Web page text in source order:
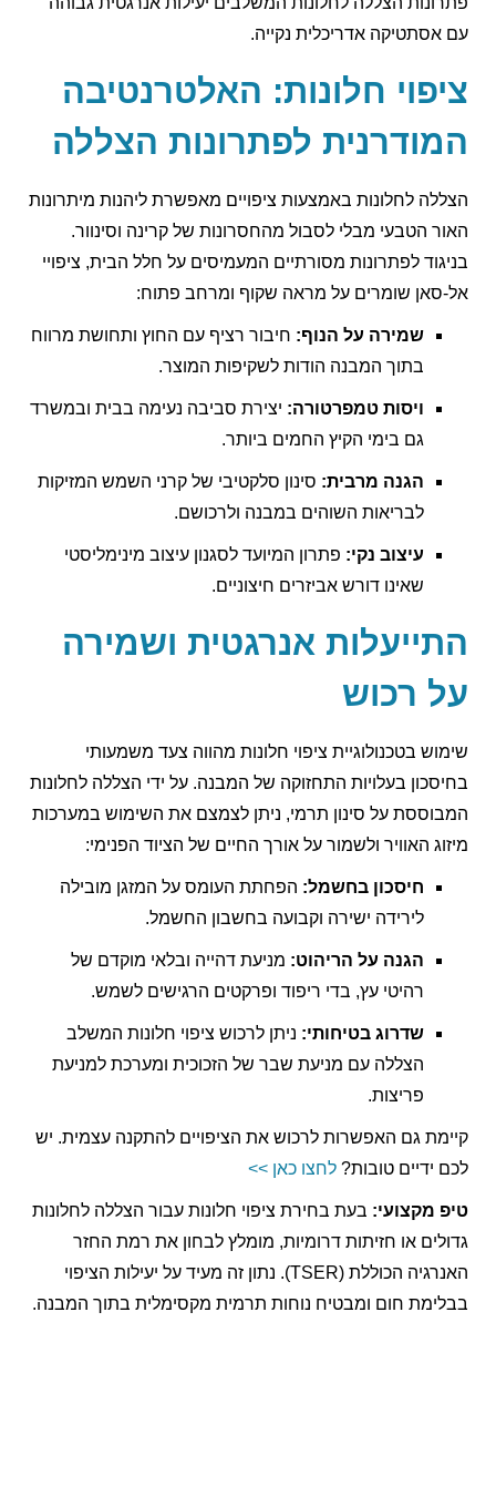
עם אסתטיקה אדריכלית נקייה.
ציפוי חלונות: האלטרנטיבה
המודרנית לפתרונות הצללה
הצללה לחלונות באמצעות ציפויים מאפשרת ליהנות מיתרונות
האור הטבעי מבלי לסבול מהחסרונות של קרינה וסינוור.
בניגוד לפתרונות מסורתיים המעמיסים על חלל הבית, ציפויי
אל-סאן שומרים על מראה שקוף ומרחב פתוח:
שמירה על הנוף: חיבור רציף עם החוץ ותחושת מרווח
בתוך המבנה הודות לשקיפות המוצר.
ויסות טמפרטורה: יצירת סביבה נעימה בבית ובמשרד
גם בימי הקיץ החמים ביותר.
הגנה מרבית: סינון סלקטיבי של קרני השמש המזיקות
לבריאות השוהים במבנה ולרכושם.
עיצוב נקי: פתרון המיועד לסגנון עיצוב מינימליסטי
שאינו דורש אביזרים חיצוניים.
התייעלות אנרגטית ושמירה
על רכוש
שימוש בטכנולוגיית ציפוי חלונות מהווה צעד משמעותי
בחיסכון בעלויות התחזוקה של המבנה. על ידי הצללה לחלונות
המבוססת על סינון תרמי, ניתן לצמצם את השימוש במערכות
מיזוג האוויר ולשמור על אורך החיים של הציוד הפנימי:
חיסכון בחשמל: הפחתת העומס על המזגן מובילה
לירידה ישירה וקבועה בחשבון החשמל.
הגנה על הריהוט: מניעת דהייה ובלאי מוקדם של
רהיטי עץ, בדי ריפוד ופרקטים הרגישים לשמש.
שדרוג בטיחותי: ניתן לרכוש ציפוי חלונות המשלב
הצללה עם מניעת שבר של הזכוכית ומערכת למניעת
פריצות.
קיימת גם האפשרות לרכוש את הציפויים להתקנה עצמית. יש
לכם ידיים טובות? לחצו כאן >>
טיפ מקצועי: בעת בחירת ציפוי חלונות עבור הצללה לחלונות
גדולים או חזיתות דרומיות, מומלץ לבחון את רמת החזר
האנרגיה הכוללת (TSER). נתון זה מעיד על יעילות הציפוי
בבלימת חום ומבטיח נוחות תרמית מקסימלית בתוך המבנה.